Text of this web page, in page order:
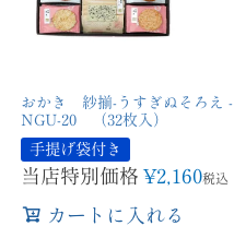
おかき 紗揃-うすぎぬそろえ -
NGU-20 （32枚入）
手提げ袋付き
当店特別価格 ¥2,160税込
カートに入れる